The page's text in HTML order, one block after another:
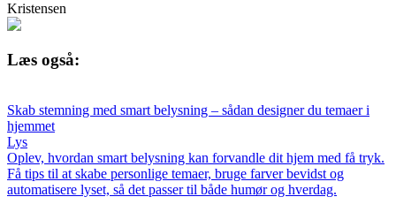
Kristensen
Læs også:
Skab stemning med smart belysning – sådan designer du temaer i
hjemmet
Lys
Oplev, hvordan smart belysning kan forvandle dit hjem med få tryk.
Få tips til at skabe personlige temaer, bruge farver bevidst og
automatisere lyset, så det passer til både humør og hverdag.